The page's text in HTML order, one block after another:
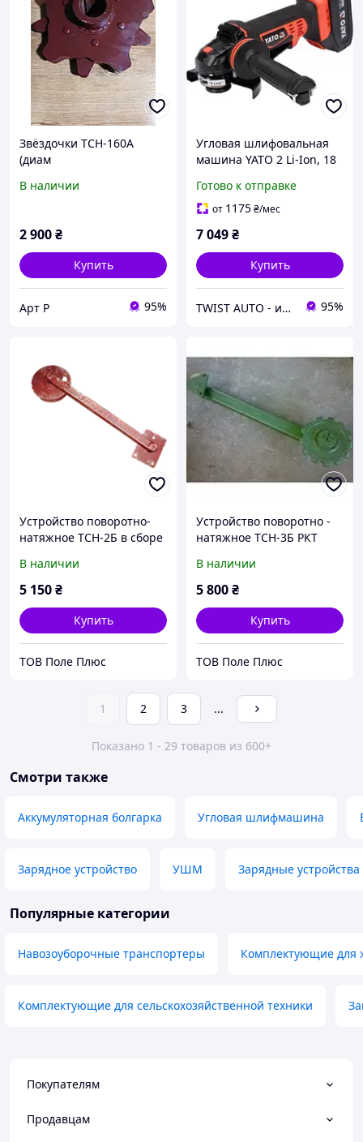
Звёздочки ТСН-160А
(диам
редуктора
В наличии
2 900₴
Купить
Арт Р 95%
Угловая шлифовальная
машина YATO 2 Li-Ion, 18
Ø=125 мм, с зарядным
устройством YT-82828
Готово к отправке
от 1175₴/мес
7 049₴
Купить
TWIST AUTO - инструмент по доступной цене 95%
Устройство поворотно-
натяжное ТСН-2Б в сборе
В наличии
5 150₴
Купить
ТОВ Поле Плюс
Устройство поворотно -
натяжное ТСН-3Б РКТ
В наличии
5 800₴
Купить
ТОВ Поле Плюс
1 2 3 ...
Показано 1 - 29 товаров из 600+
Смотри также
Аккумуляторная болгарка Угловая шлифмашина
Зарядное устройство УШМ Зарядные
Популярные категории
Навозоуборочные транспортеры Комплектующие для
Комплектующие для сельскохозяйственной техники
Покупателям
Продавцам